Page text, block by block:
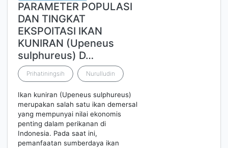
PARAMETER POPULASI
DAN TINGKAT
EKSPOITASI IKAN
KUNIRAN (Upeneus
sulphureus) D…
Prihatiningsih Nurulludin
Ikan kuniran (Upeneus sulphureus)
merupakan salah satu ikan demersal
yang mempunyai nilai ekonomis
penting dalam perikanan di
Indonesia. Pada saat ini,
pemanfaatan sumberdaya ikan